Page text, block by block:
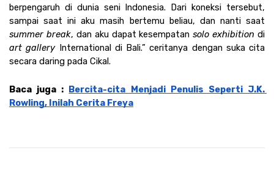
berpengaruh di dunia seni Indonesia. Dari koneksi tersebut,
summer break, dan aku dapat kesempatan solo exhibition
art gallery International di Bali.” ceritanya dengan suka cita
secara daring pada Cikal.
Baca juga : Bercita-cita Menjadi Penulis Seperti J.K.
Rowling, Inilah Cerita Freya